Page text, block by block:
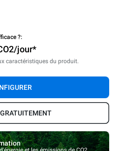
?:
jour*
caractéristiques du produit.